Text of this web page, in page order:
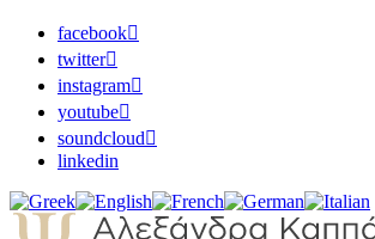
facebook
twitter
instagram
youtube
soundcloud
linkedin